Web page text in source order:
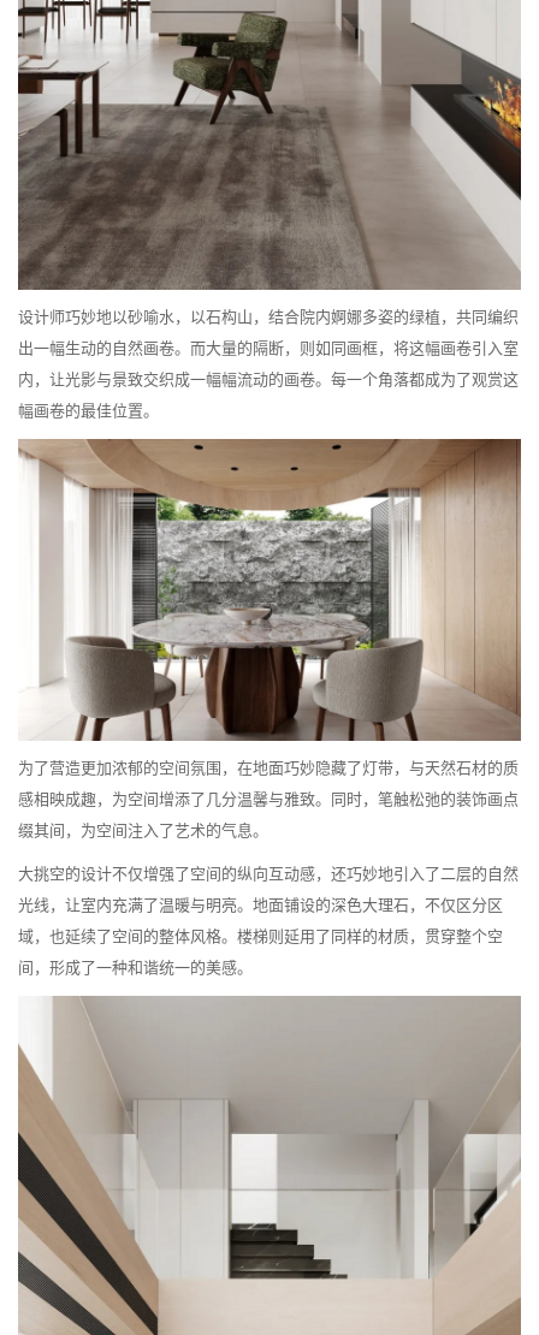
设计师巧妙地以砂喻水，以石构山，结合院内婀娜多姿的绿植，共同编织
出一幅生动的自然画卷。而大量的隔断，则如同画框，将这幅画卷引入室
内，让光影与景致交织成一幅幅流动的画卷。每一个角落都成为了观赏这
幅画卷的最佳位置。
为了营造更加浓郁的空间氛围，在地面巧妙隐藏了灯带，与天然石材的质
感相映成趣，为空间增添了几分温馨与雅致。同时，笔触松弛的装饰画点
缀其间，为空间注入了艺术的气息。
大挑空的设计不仅增强了空间的纵向互动感，还巧妙地引入了二层的自然
光线，让室内充满了温暖与明亮。地面铺设的深色大理石，不仅区分区
域，也延续了空间的整体风格。楼梯则延用了同样的材质，贯穿整个空
间，形成了一种和谐统一的美感。